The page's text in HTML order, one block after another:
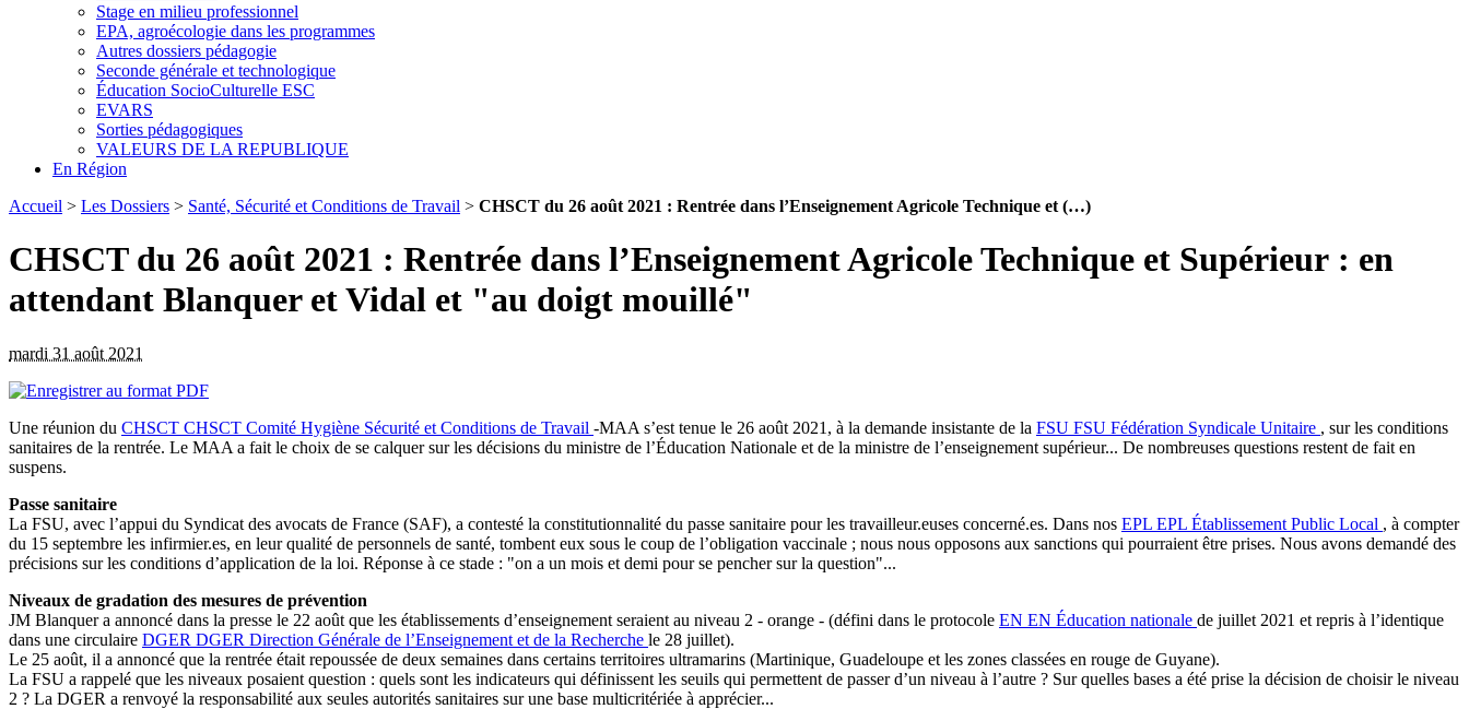
Stage en milieu professionnel
EPA, agroécologie dans les programmes
Autres dossiers pédagogie
Seconde générale et technologique
Éducation SocioCulturelle ESC
EVARS
Sorties pédagogiques
VALEURS DE LA REPUBLIQUE
En Région
Accueil > Les Dossiers > Santé, Sécurité et Conditions de Travail > CHSCT du 26 août 2021 : Rentrée dans l’Enseignement Agricole Technique et (…)
CHSCT du 26 août 2021 : Rentrée dans l’Enseignement Agricole Technique et Supérieur : en
attendant Blanquer et Vidal et "au doigt mouillé"
mardi 31 août 2021
Une réunion du CHSCT CHSCT Comité Hygiène Sécurité et Conditions de Travail -MAA s’est tenue le 26 août 2021, à la demande insistante de la FSU FSU Fédération Syndicale Unitaire , sur les conditions
sanitaires de la rentrée. Le MAA a fait le choix de se calquer sur les décisions du ministre de l’Éducation Nationale et de la ministre de l’enseignement supérieur... De nombreuses questions restent de fait en
suspens.
Passe sanitaire
La FSU, avec l’appui du Syndicat des avocats de France (SAF), a contesté la constitutionnalité du passe sanitaire pour les travailleur.euses concerné.es. Dans nos EPL EPL Établissement Public Local , à compter
du 15 septembre les infirmier.es, en leur qualité de personnels de santé, tombent eux sous le coup de l’obligation vaccinale ; nous nous opposons aux sanctions qui pourraient être prises. Nous avons demandé des
précisions sur les conditions d’application de la loi. Réponse à ce stade : "on a un mois et demi pour se pencher sur la question"...
Niveaux de gradation des mesures de prévention
JM Blanquer a annoncé dans la presse le 22 août que les établissements d’enseignement seraient au niveau 2 - orange - (défini dans le protocole EN EN Éducation nationale de juillet 2021 et repris à l’identique
dans une circulaire DGER DGER Direction Générale de l’Enseignement et de la Recherche le 28 juillet).
Le 25 août, il a annoncé que la rentrée était repoussée de deux semaines dans certains territoires ultramarins (Martinique, Guadeloupe et les zones classées en rouge de Guyane).
La FSU a rappelé que les niveaux posaient question : quels sont les indicateurs qui définissent les seuils qui permettent de passer d’un niveau à l’autre ? Sur quelles bases a été prise la décision de choisir le niveau
2 ? La DGER a renvoyé la responsabilité aux seules autorités sanitaires sur une base multicritériée à apprécier...